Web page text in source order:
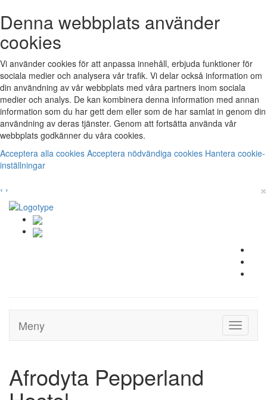
Denna webbplats använder
cookies
Vi använder cookies för att anpassa innehåll, erbjuda funktioner för
sociala medier och analysera vår trafik. Vi delar också information om
din användning av vår webbplats med våra partners inom sociala
medier och analys. De kan kombinera denna information med annan
information som du har gett dem eller som de har samlat in genom din
användning av deras tjänster. Genom att fortsätta använda vår
webbplats godkänner du våra cookies.
Acceptera alla cookies Acceptera nödvändiga cookies Hantera cookie-
inställningar
‹ › ×
Toggle
Meny
Afrodyta Pepperland